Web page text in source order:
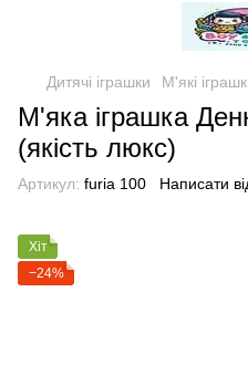
Дитячі іграшки М'які
М'яка іграшка
(якість люкс)
Артикул: furia 100 Написати
Хіт
−24%